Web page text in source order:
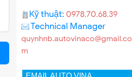
Kỹ thuật: 0978.70.68.39
Technical Manager
quynhnb.autovinaco@gmail.co
m